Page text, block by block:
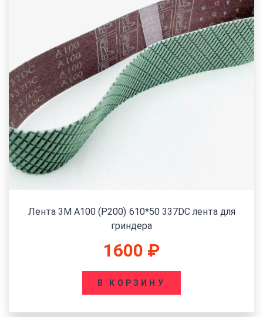
Лента 3M A100 (P200) 610*50 337DC лента для
гриндера
1600 ₽
В КОРЗИНУ